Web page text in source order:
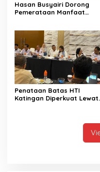
Hasan Busyairi Dorong
Pemerataan Manfaat
Penataan Batas HTI
Katingan Diperkuat Lewat